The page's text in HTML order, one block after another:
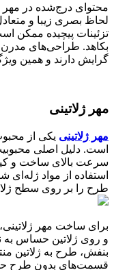
محتوای درج‌شده در مهر
لحاظ بصری زیبا و
تزئینات پیچیده ممکن
بکاهد. طراحی‌های
گرایش دارند و همین
مهر ژلاتینی
مهر ژلاتینی یکی از
است. دلیل اصلی
سرعت بالای ساخت و
استفاده از مواد
طرح را بر روی سطح
برای ساخت مهر
و روی ژلاتین حساس به
بنفش، طرح به
قسمت‌های بدون طرح